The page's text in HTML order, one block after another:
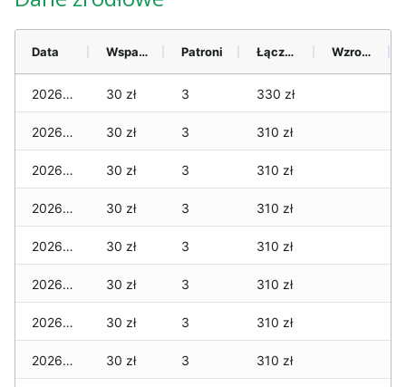
Data Wsparcie Patroni Łącznie Wzrost (28 dni)
2026-08-06 30 zł 3 330 zł
2026-08-05 30 zł 3 310 zł
2026-08-04 30 zł 3 310 zł
2026-08-03 30 zł 3 310 zł
2026-08-02 30 zł 3 310 zł
2026-08-01 30 zł 3 310 zł
2026-07-31 30 zł 3 310 zł
2026-07-29 30 zł 3 310 zł